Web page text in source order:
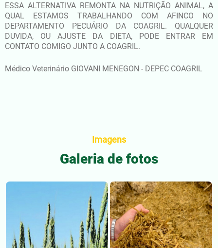
ESSA ALTERNATIVA REMONTA NA NUTRIÇÃO ANIMAL, A
QUAL ESTAMOS TRABALHANDO COM AFINCO NO
DEPARTAMENTO PECUÁRIO DA COAGRIL. QUALQUER
DUVIDA, OU AJUSTE DA DIETA, PODE ENTRAR EM
CONTATO COMIGO JUNTO A COAGRIL.
Médico Veterinário GIOVANI MENEGON - DEPEC COAGRIL
Imagens
Galeria de fotos